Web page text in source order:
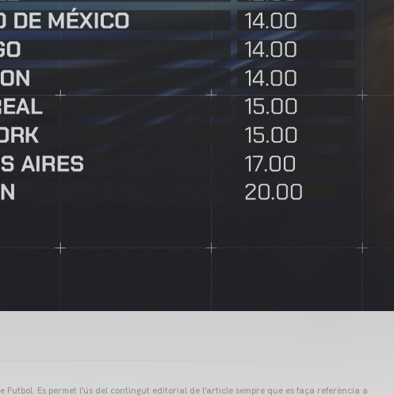
Futbol. Es permet l'ús del contingut editorial de l'article sempre que es faça referència a